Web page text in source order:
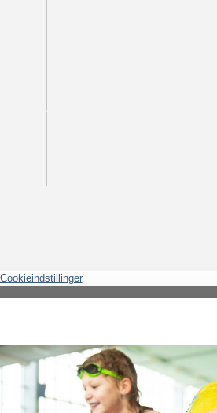
Cookieindstillinger